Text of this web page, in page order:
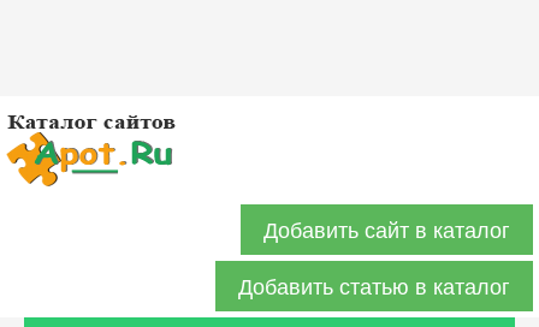
Добавить сайт в каталог
Добавить статью в каталог